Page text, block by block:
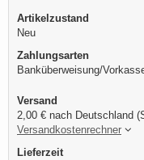
Artikelzustand
Neu
Zahlungsarten
Banküberweisung/
Versand
2,00 € nach Deutschland
Versandkostenrechner
Lieferzeit